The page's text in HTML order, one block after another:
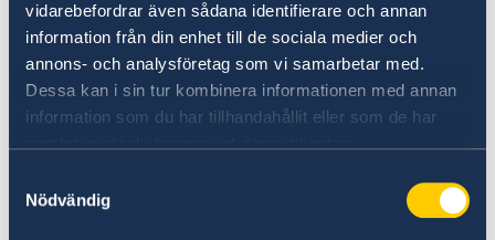
vidarebefordrar även sådana identifierare och annan
information från din enhet till de sociala medier och
annons- och analysföretag som vi samarbetar med.
Dessa kan i sin tur kombinera informationen med annan
information som du har tillhandahållit eller som de har
Nödvändig
Det är viktigt att du lämnar in en komplett
ansökan. Om något dokument saknas, kommer
detta att försena handläggningen av din
ansökan.
Kostnaden är 1 600 SEK i lokal valuta. Avgiften